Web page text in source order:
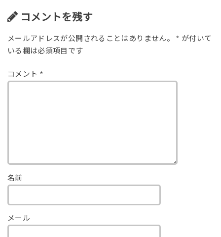
コメントを残す
メールアドレスが公開されることはありません。 * が付いて
いる欄は必須項目です
コメント *
名前
メール